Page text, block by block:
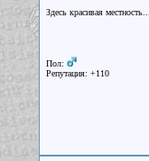
Здесь красивая местность...
Пол:
Репутация: +110